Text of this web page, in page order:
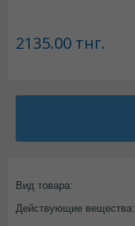
2135.00 тнг.
Вид товара:
Действующие вещества: